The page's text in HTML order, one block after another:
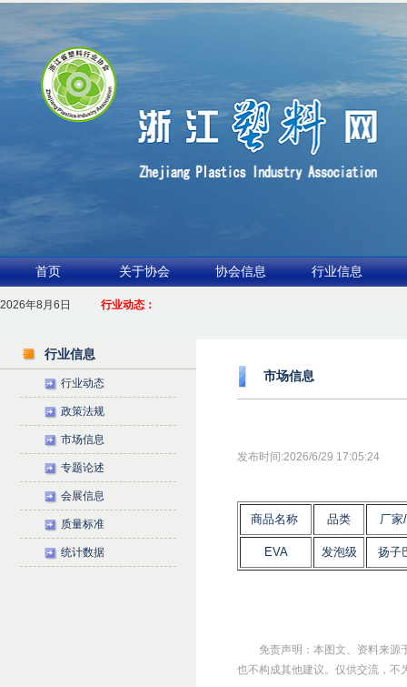
首页 关于协会 协会信息 行业信息
2026年8月6日 行业动态：
1.聚力产业链 共启新征程
行业信息
行业动态
政策法规
市场信息
专题论述
会展信息
质量标准
统计数据
市场信息
发布时间:2026/6/29 17:05:24
商品名称 品类 厂
EVA 发泡级 扬子
免责声明：本图文、资料来源
也不构成其他建议。仅供交流，